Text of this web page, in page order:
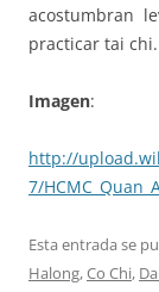
acostumbran
practicar tai chi.
Imagen:
http://
7/
Esta entrada se
Halong,Co Chi,